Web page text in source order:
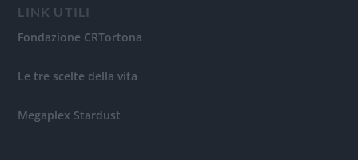
LINK UTILI
Fondazione CRTortona
Le tre scelte della vita
Megaplex Stardust